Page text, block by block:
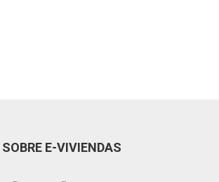
SOBRE E-VIVIENDAS